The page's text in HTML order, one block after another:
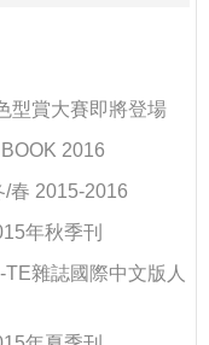
型賞大賽即將登場
2016
春 2015-2016
年秋季刊
雜誌國際中文版人